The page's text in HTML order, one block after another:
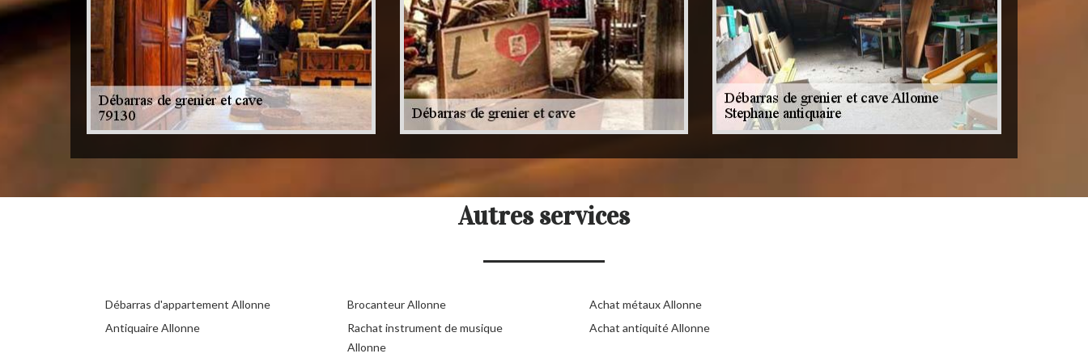
Autres services
Débarras d'appartement Allonne
Antiquaire Allonne
Brocanteur Allonne
Rachat instrument de musique
Allonne
Achat métaux Allonne
Achat antiquité Allonne